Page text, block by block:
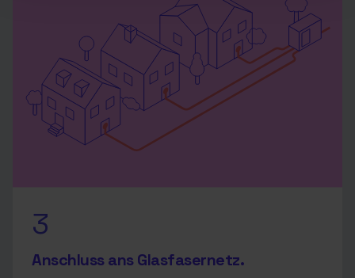
3
Anschluss ans Glasfasernetz.